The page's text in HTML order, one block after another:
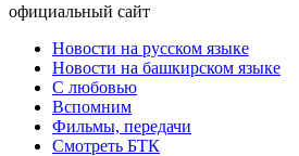
официальный сайт
Новости на русском языке
Новости на башкирском языке
С любовью
Вспомним
Фильмы, передачи
Смотреть БТК